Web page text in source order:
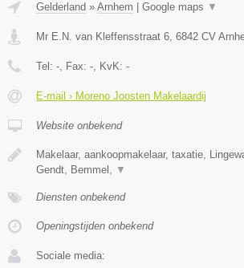
Gelderland » Arnhem Google maps ▼
Mr E.N. van Kleffensstraat 6, 6842 CV
Tel: -, Fax: -, KvK: -
E-mail › Moreno Joosten Makelaardij
Website onbekend
Makelaar, aankoopmakelaar, taxatie,
Gendt, Bemmel, ▼
Diensten onbekend
Openingstijden onbekend
Sociale media: